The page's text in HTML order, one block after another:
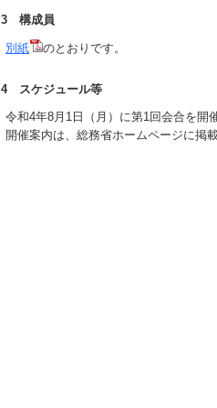
3 構成員
別紙 のとおりです。
4 スケジュール等
令和4年8月1日（月）に第1回会合を開
開催案内は、総務省ホームページに掲載